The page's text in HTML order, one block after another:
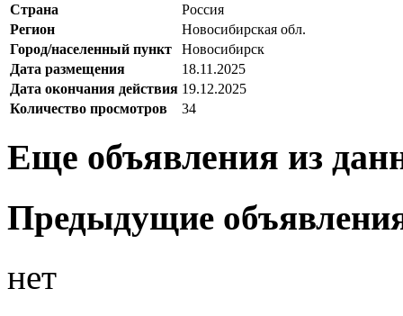
Страна
Россия
Регион
Новосибирская обл.
Город/населенный пункт
Новосибирск
Дата размещения
18.11.2025
Дата окончания действия 19.12.2025
Количество просмотров
34
Еще объявления из
Предыдущие
нет